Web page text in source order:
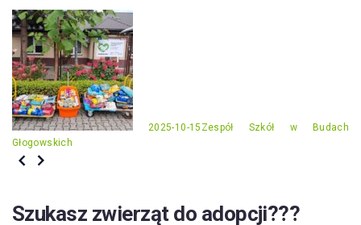
2025-10-15 Zespół Szkół w Budach
Głogowskich
Szukasz zwierząt do adopcji???